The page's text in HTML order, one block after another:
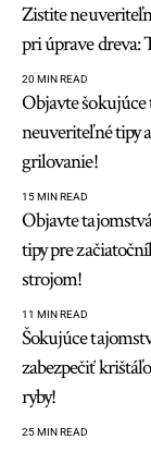
Zistite
pri úprave dreva:
20 MIN READ
Objavte
neuveriteľné tipy
grilovanie!
15 MIN READ
Objavte
tipy pre
strojom!
11 MIN READ
Šokujúce
zabezpečiť
ryby!
25 MIN READ